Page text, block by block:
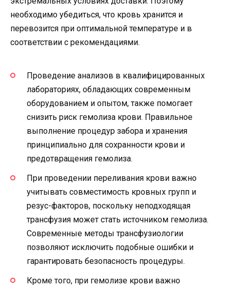
необходимо убедиться, что кровь хранится и
перевозится при оптимальной температуре и в
соответствии с рекомендациями.
Проведение анализов в квалифицированных
лабораториях, обладающих современным
оборудованием и опытом, также помогает
снизить риск гемолиза крови. Правильное
выполнение процедур забора и хранения
принципиально для сохранности крови и
предотвращения гемолиза.
При проведении переливания крови важно
учитывать совместимость кровных групп и
резус-факторов, поскольку неподходящая
трансфузия может стать источником гемолиза.
Современные методы трансфузиологии
позволяют исключить подобные ошибки и
гарантировать безопасность процедуры.
Кроме того, при гемолизе крови важно